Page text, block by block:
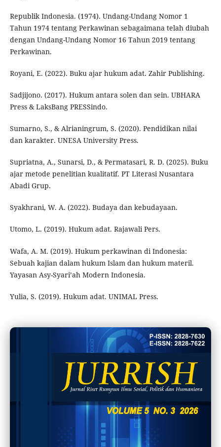
Republik Indonesia. (1974). Undang-Undang Nomor 1
Tahun 1974 tentang Perkawinan sebagaimana telah diubah
dengan Undang-Undang Nomor 16 Tahun 2019 tentang
Perkawinan.
Royani, E. (2022). Buku ajar hukum adat. Zahir Publishing.
Sadjijono. (2017). Hukum antara solen dan sein. UBHARA
Press & LaksBang PRESSindo.
Sumarno, S., & Alrianingrum, S. (2020). Pendidikan nilai
dan karakter. UNESA University Press.
Supriatna, A., Sunarsi, D., & Permatasari, R. D. (2025). Buku
ajar metode penelitian kualitatif. PT Literasi Nusantara
Abadi Grup.
Syakhrani, W. A. (2022). Budaya dan kebudayaan.
Utomo, L. (2019). Hukum adat. Rajawali Pers.
Wafa, A. M. (2019). Hukum perkawinan di Indonesia:
Sebuah kajian dalam hukum Islam dan hukum materil.
Yayasan Asy-Syari’ah Modern Indonesia.
Yulia, S. (2019). Hukum adat. UNIMAL Press.